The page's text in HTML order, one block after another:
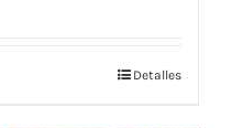
Detalles